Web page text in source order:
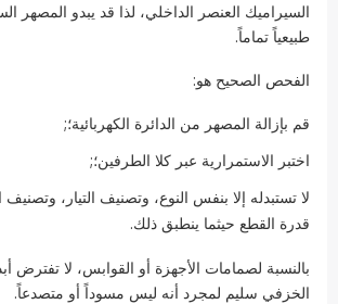
السيراميك العنصر الداخلي، لذا قد يبدو المصهر
طبيعياً تماماً.
الفحص الصحيح هو:
قم بإزالة المصهر من الدائرة الكهربائية؛;
اختبر الاستمرارية عبر كلا الطرفين؛;
لا تستبدله إلا بنفس النوع، وتصنيف التيار، وتصنيف
قدرة القطع حيثما ينطبق ذلك.
بالنسبة لصمامات الأجهزة أو القوابس، لا تفترض
الخزفي سليم لمجرد أنه ليس مسوداً أو متصدعاً.